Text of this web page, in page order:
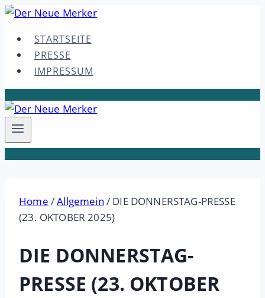
Skip
contentSTARTSEITE
PRESSE
IMPRESSUM
Home /Allgemein / DIE DONNERSTAG-PRESSE
(23. OKTOBER 2025)
DIE DONNERSTAG-
PRESSE (23. OKTOBER